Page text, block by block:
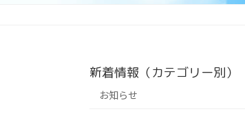
新着情報（カテゴリー別）
お知らせ